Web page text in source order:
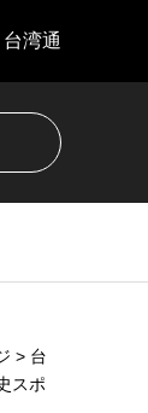
台湾通
> 台
スポ